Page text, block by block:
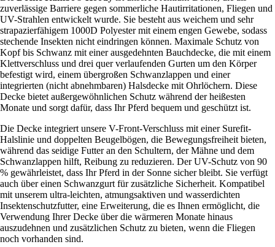
zuverlässige Barriere gegen sommerliche Hautirritationen, Fliegen und
UV-Strahlen entwickelt wurde. Sie besteht aus weichem und sehr
strapazierfähigem 1000D Polyester mit einem engen Gewebe, sodass
stechende Insekten nicht eindringen können. Maximale Schutz von
Kopf bis Schwanz mit einer ausgedehnten Bauchdecke, die mit einem
Klettverschluss und drei quer verlaufenden Gurten um den Körper
befestigt wird, einem übergroßen Schwanzlappen und einer
integrierten (nicht abnehmbaren) Halsdecke mit Ohrlöchern. Diese
Decke bietet außergewöhnlichen Schutz während der heißesten
Monate und sorgt dafür, dass Ihr Pferd bequem und geschützt ist.
Die Decke integriert unsere V-Front-Verschluss mit einer Surefit-
Halslinie und doppelten Beugelbögen, die Bewegungsfreiheit bieten,
während das seidige Futter an den Schultern, der Mähne und dem
Schwanzlappen hilft, Reibung zu reduzieren. Der UV-Schutz von 90
% gewährleistet, dass Ihr Pferd in der Sonne sicher bleibt. Sie verfügt
auch über einen Schwanzgurt für zusätzliche Sicherheit. Kompatibel
mit unserem ultra-leichten, atmungsaktiven und wasserdichten
Insektenschutzfutter, eine Erweiterung, die es Ihnen ermöglicht, die
Verwendung Ihrer Decke über die wärmeren Monate hinaus
auszudehnen und zusätzlichen Schutz zu bieten, wenn die Fliegen
noch vorhanden sind.